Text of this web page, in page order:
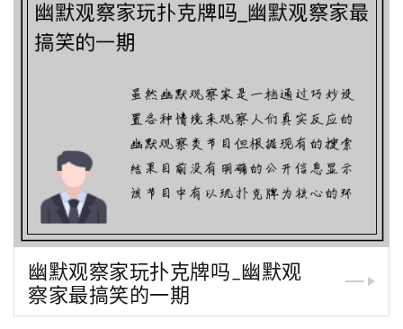
幽默观察家玩扑克牌吗_幽默观
察家最搞笑的一期